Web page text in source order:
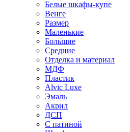
Белые шкафы-купе
Венге
Размер
Маленькие
Большие
Средние
Отделка и материал
МДФ
Пластик
Alvic Luxe
Эмаль
Акрил
ДСП
С патиной